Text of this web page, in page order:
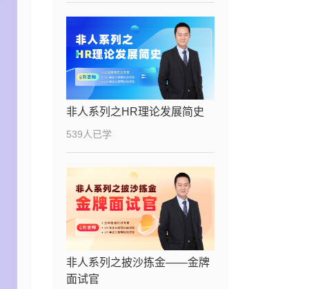
非人系列之HR理论发展简史
539人已学
非人系列之披沙拣金——金牌
面试官